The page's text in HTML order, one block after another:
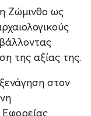
Ζώμινθο ως
της αξίας της.
στον